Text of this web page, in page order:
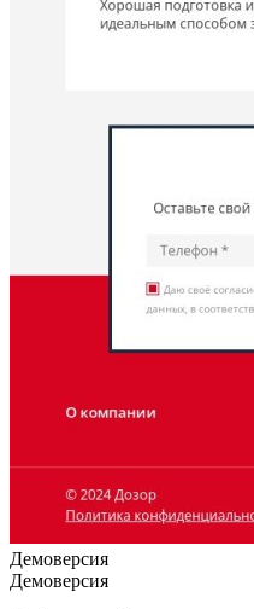
Демоверсия
Демоверсия